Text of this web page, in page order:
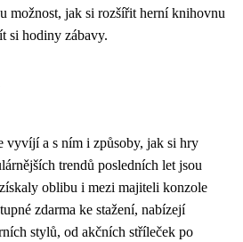
možnost, jak si rozšířit herní knihovnu
si hodiny zábavy.
vyvíjí a s ním i způsoby, jak si hry
trendů posledních let jsou
oblibu i mezi majiteli konzole
zdarma ke stažení, nabízejí
stylů, od akčních stříleček po